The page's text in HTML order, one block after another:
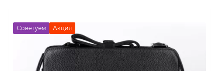
Советуем Акция